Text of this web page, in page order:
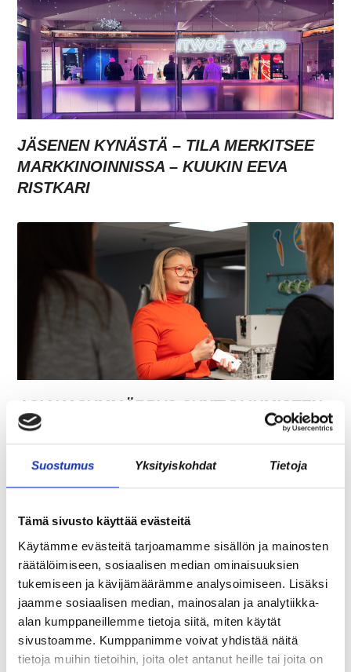
Suostumus Yksityiskohdat Tietoja
Tämä sivusto käyttää evästeitä
Käytämme evästeitä tarjoamamme sisällön ja mainosten
räätälöimiseen, sosiaalisen median ominaisuuksien
tukemiseen ja kävijämäärämme analysoimiseen. Lisäksi
jaamme sosiaalisen median, mainosalan ja analytiikka-
alan kumppaneillemme tietoja siitä, miten käytät
sivustoamme. Kumppanimme voivat yhdistää näitä
tietoja muihin tietoihin, joita olet antanut heille tai joita on
JÄSENEN KYNÄSTÄ – TILA MERKITSEE
MARKKINOINNISSA – KUUKIN EEVA
RISTKARI
ASIAKASYMMÄRRYS SYNTYY IHMISTEN
KESKELLÄ – JA NIIN SYNTYY MYÖS
MYYNTI
TARJOAVATKO COWORKING-TILAT